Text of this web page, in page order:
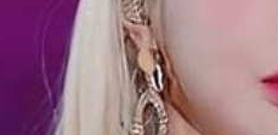
리탄도미사일…감시·경계태세 강화"
체는 탄도미사일 가능성
애 발생…"원인 파악 중"
상 발사체 발사"